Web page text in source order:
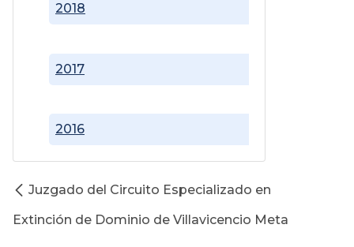
2016
2017
2018
Juzgado del Circuito Especializado en
Extinción de Dominio de Villavicencio Meta